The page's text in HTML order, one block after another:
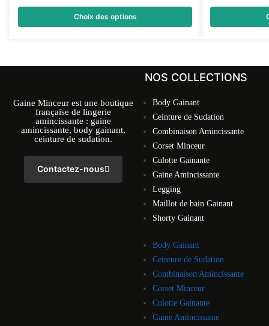
Choix des options
Gaine Minceur est une boutique
française de lingerie
amincissante : gaine
amincissante, body gainant,
ceinture de sudation.
Contactez-nous
NOS COLLECTIONS
Body Gainant
Ceinture de Sudation
Combinaison Amincissante
Corset Minceur
Culotte Gainante
Gaine Amincissante
Legging
Maillot de bain Gainant
Shorty Gainant
Body Gainant
Ceinture de Sudation
Combinaison Amincissante
Corset Minceur
Culotte Gainante
Gaine Amincissante